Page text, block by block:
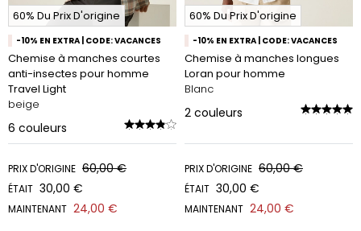
60% Du Prix D'origine
-10% EN EXTRA | CODE: VACANCES
Chemise à manches courtes
anti-insectes pour homme
Travel Light
beige
6 couleurs
PRIX D'ORIGINE 60,00 €
ÉTAIT 30,00 €
MAINTENANT 24,00 €
60% Du Prix D'origine
-10% EN EXTRA | CODE: VACANCES
Chemise à manches longues
Loran pour homme
Blanc
2 couleurs
PRIX D'ORIGINE 60,00 €
ÉTAIT 30,00 €
MAINTENANT 24,00 €